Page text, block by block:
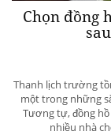
Chọn đồng
Thanh lịch trường
một trong những
Tương tự, đồng
nhiều nhà